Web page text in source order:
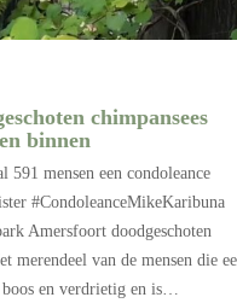
chimpansees
binnen
591 mensen een condoleance
#CondoleanceMikeKaribuna
Amersfoort doodgeschoten
merendeel van de mensen die
en verdrietig en is…